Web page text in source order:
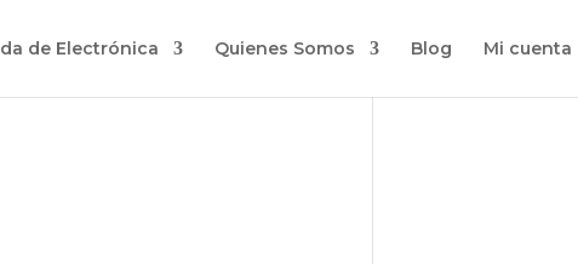
de Electrónica Quienes Somos Blog Mi cuenta